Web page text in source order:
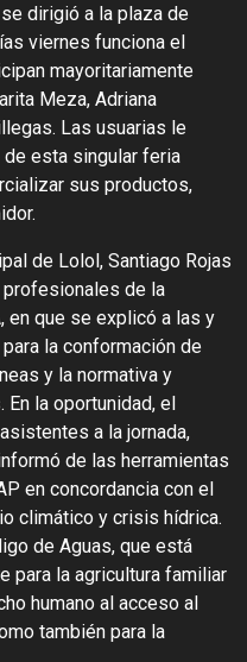
dirigió a la plaza de
viernes funciona el
mayoritariamente
Meza, Adriana
Las usuarias le
esta singular feria
sus productos,
de Lolol, Santiago Rojas
profesionales de la
en que se explicó a las y
la conformación de
y la normativa y
la oportunidad, el
a la jornada,
de las herramientas
en concordancia con el
climático y crisis hídrica.
de Aguas, que está
para la agricultura familiar
humano al acceso al
también para la